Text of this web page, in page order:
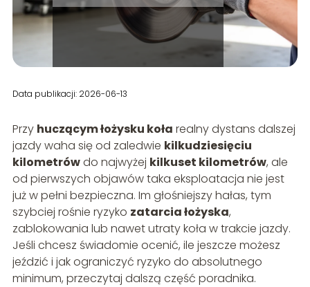
Data publikacji: 2026-06-13
Przy huczącym łożysku koła realny dystans dalszej
jazdy waha się od zaledwie kilkudziesięciu
kilometrówdo najwyżej kilkuset kilometrów, ale
od pierwszych objawów taka eksploatacja nie jest
już w pełni bezpieczna. Im głośniejszy hałas, tym
szybciej rośnie ryzyko zatarcia łożyska,
zablokowania lub nawet utraty koła w trakcie jazdy.
Jeśli chcesz świadomie ocenić, ile jeszcze możesz
jeździć i jak ograniczyć ryzyko do absolutnego
minimum, przeczytaj dalszą część poradnika.